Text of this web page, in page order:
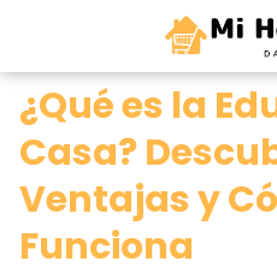
¿Qué es la
Casa?
Ventajas y
Funciona